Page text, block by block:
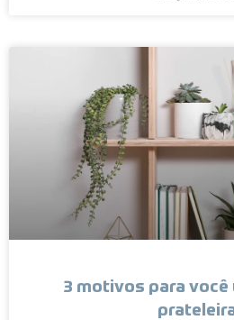
3 motivos para você